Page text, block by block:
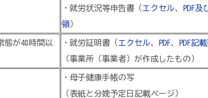
・就労状況等申告書（ エクセル、
PDF及
領 ）
態が48時間以
・就労証明書（ エクセル、 PDF、 PDF記
（事業所（事業者）が作成したもの）
・母子健康手帳の写
（表紙と分娩予定日記載ページ）